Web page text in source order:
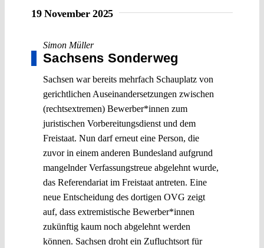
19 November 2025
Simon Müller
Sachsens Sonderweg
Sachsen war bereits mehrfach Schauplatz von
gerichtlichen Auseinandersetzungen zwischen
(rechtsextremen) Bewerber*innen zum
juristischen Vorbereitungsdienst und dem
Freistaat. Nun darf erneut eine Person, die
zuvor in einem anderen Bundesland aufgrund
mangelnder Verfassungstreue abgelehnt wurde,
das Referendariat im Freistaat antreten. Eine
neue Entscheidung des dortigen OVG zeigt
auf, dass extremistische Bewerber*innen
zukünftig kaum noch abgelehnt werden
können. Sachsen droht ein Zufluchtsort für